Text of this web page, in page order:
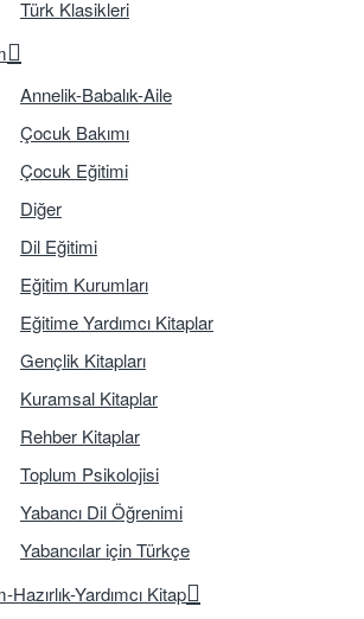
Türk Klasikleri
Annelik-Babalık-Aile
Çocuk Bakımı
Çocuk Eğitimi
Diğer
Dil Eğitimi
Eğitim Kurumları
Eğitime Yardımcı Kitaplar
Gençlik Kitapları
Kuramsal Kitaplar
Rehber Kitaplar
Toplum Psikolojisi
Yabancı Dil Öğrenimi
Yabancılar için Türkçe
Hazırlık-Yardımcı Kitap